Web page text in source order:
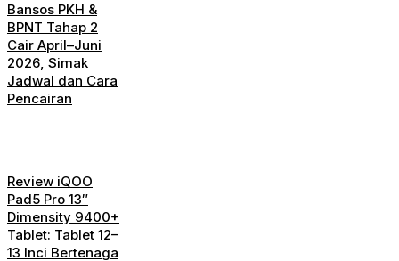
Bansos PKH &
BPNT Tahap 2
Cair April–Juni
2026, Simak
Jadwal dan Cara
Pencairan
Review iQOO
Pad5 Pro 13″
Dimensity 9400+
Tablet: Tablet 12–
13 Inci Bertenaga